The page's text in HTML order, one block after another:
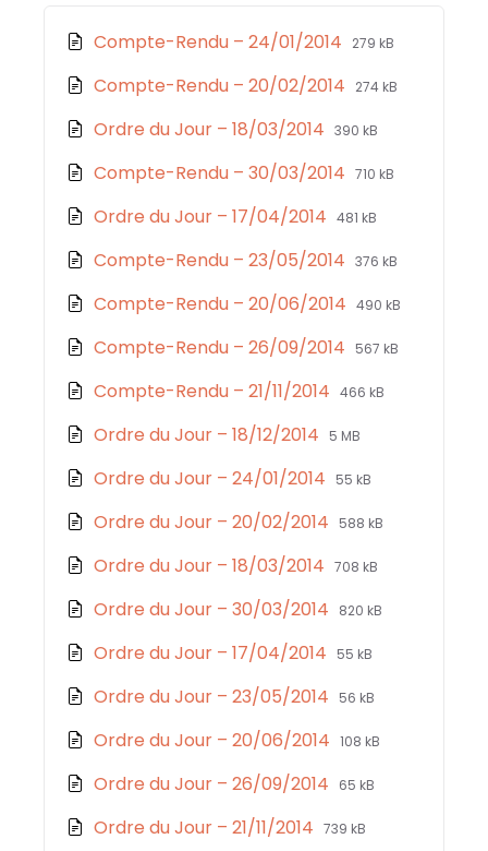
o
o
k
p
p
g
e
er
Compte-Rendu – 24/01/2014 File
pdf
File
279 kB
Compte-Rendu – 20/02/2014 File
pdf
File
274 kB
Ordre du Jour – 18/03/2014 File
pdf
File
390 kB
Compte-Rendu – 30/03/2014 File
pdf
File
710 kB
Ordre du Jour – 17/04/2014 File
pdf
File
481 kB
Compte-Rendu – 23/05/2014 File
pdf
File
376 kB
Compte-Rendu – 20/06/2014 File
pdf
File
490 kB
Compte-Rendu – 26/09/2014 File
pdf
File
567 kB
Compte-Rendu – 21/11/2014 File
pdf
File
466 kB
Ordre du Jour – 18/12/2014 File
pdf
File
5 MB
Ordre du Jour – 24/01/2014 File
pdf
File
55 kB
Ordre du Jour – 20/02/2014 File
pdf
File
588 kB
Ordre du Jour – 18/03/2014 File
pdf
File
708 kB
Ordre du Jour – 30/03/2014 File
pdf
File
820 kB
Ordre du Jour – 17/04/2014 File
pdf
File
55 kB
Ordre du Jour – 23/05/2014 File
pdf
File
56 kB
Ordre du Jour – 20/06/2014 File
pdf
File
108 kB
Ordre du Jour – 26/09/2014 File
pdf
File
65 kB
Ordre du Jour – 21/11/2014 File
File
739 kB